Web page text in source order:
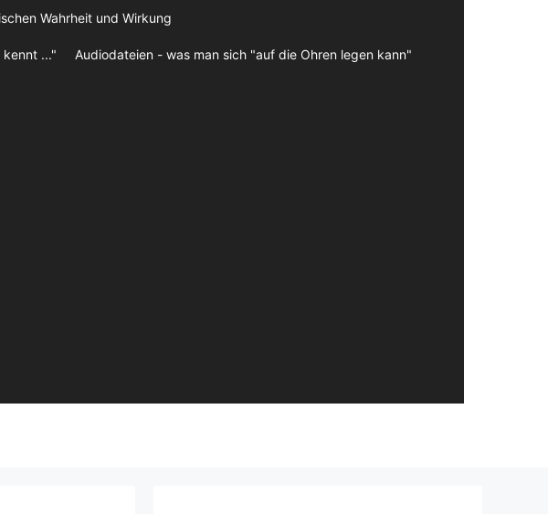
Wahrheit und Wirkung
kennt ..." Audiodateien - was man sich "auf die Ohren legen kann"